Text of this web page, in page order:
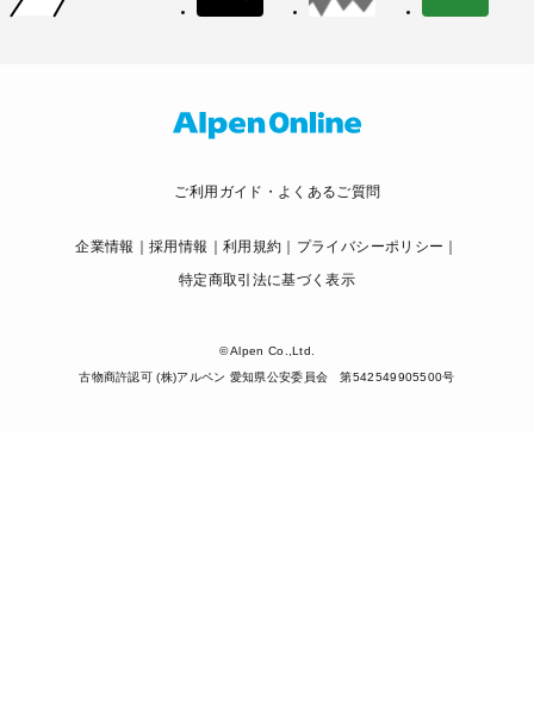
ご利用ガイド・よくあるご質問
企業情報 採用情報 利用規約
プライバシーポリシー
特定商取引法に基づく表示
© Alpen Co.,Ltd.
古物商許認可 (株)アルペン 愛知県公安委員会 第542549905500号